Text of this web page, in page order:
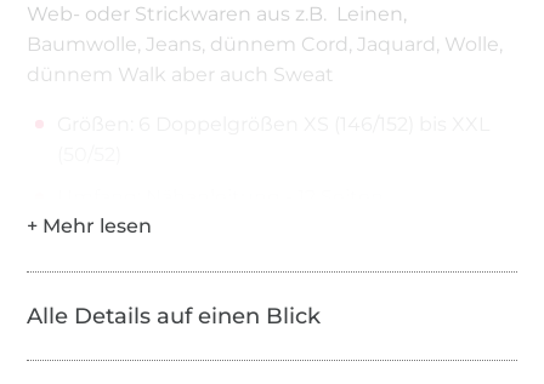
Web- oder Strickwaren aus z.B. Leinen,
Baumwolle, Jeans, dünnem Cord, Jaquard, Wolle,
dünnem Walk aber auch Sweat
Schnittmuster - 23 Seiten (die
STUDIO SCHNITTREIF (Anja Müssig und Brid
Alle Details auf einen Blick